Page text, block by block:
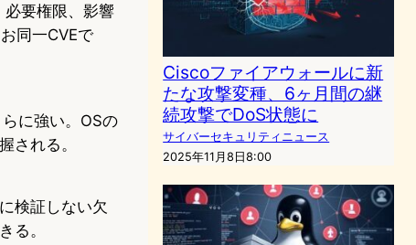
要権限、影響
同一CVEで
に強い。OSの
される。
検証しない欠
る。
Ciscoファイアウォールに新
たな攻撃変種、6ヶ月間の継
続攻撃でDoS状態に
サイバーセキュリティニュース
2025年11月8日8:00